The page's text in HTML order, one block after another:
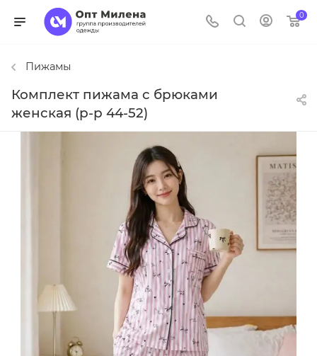
0
Пижамы
Комплект пижама с брюками
женская (р-р 44-52)